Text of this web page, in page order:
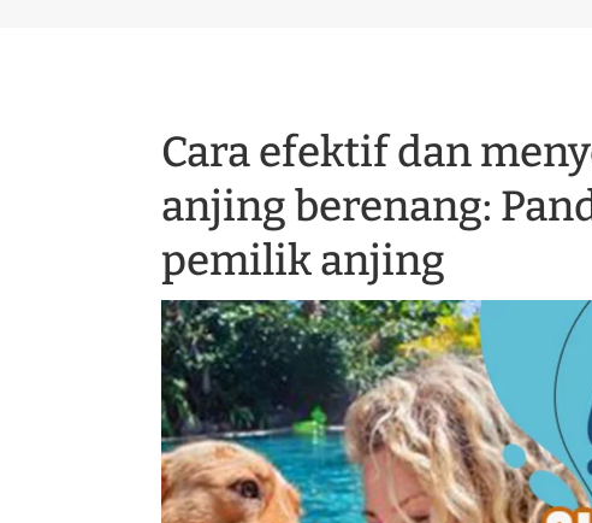
Cara efektif dan
anjing berenang:
pemilik anjing